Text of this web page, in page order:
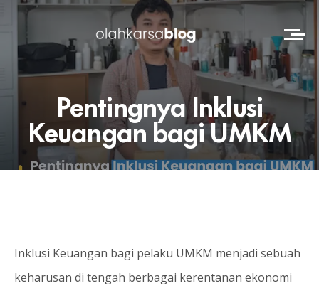
Pentingnya Inklusi
Keuangan bagi UMKM
Inklusi Keuangan bagi pelaku UMKM menjadi sebuah
keharusan di tengah berbagai kerentanan ekonomi